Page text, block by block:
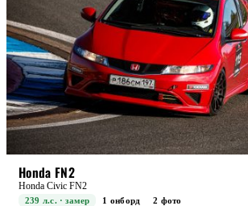
Honda FN2
Honda Civic FN2
239 л.с. · замер 1 онборд
2 фото